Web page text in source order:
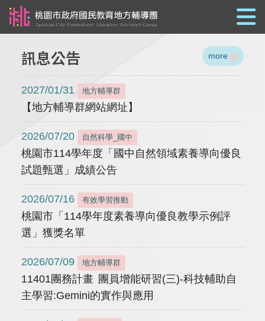
訊息公告 more
2027/01/31 地方輔導群
【地方輔導群網站網址】
2026/07/20 自然科學_國中
桃園市114學年度「國中自然領域素養導向優良
試題甄選」成績公告
2026/07/16 有效學習推動
桃園市「114學年度素養導向優良教學示例評
選」獲獎名單
2026/07/09 地方輔導群
11401團務計畫 團員增能研習(三)-科技輔助自
主學習:Gemini的實作與應用